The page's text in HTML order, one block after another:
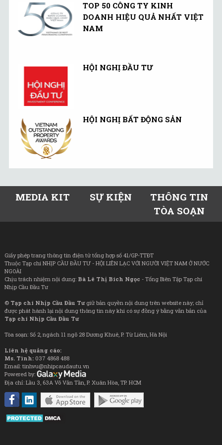
TOP 50 CÔNG TY KINH
DOANH HIỆU QUẢ NHẤT VIỆT
NAM
HỘI NGHỊ ĐẦU TƯ
HỘI NGHỊ BẤT ĐỘNG SẢN
MEDIA KIT SỰ KIỆN
THÔNG TIN
TÒA SOẠN
Giấy phép trang thông tin điện tử tổng hợp số 41/GP-TTĐT
Thuộc Tạp chí NHỊP CẦU ĐẦU TƯ - HỘI LIÊN LẠC VỚI NGƯỜI VIỆT NAM Ở NƯỚC
NGOÀI
Chịu trách nhiệm nội dung: Bà Lê Thị Bích Ngọc - Tổng Biên Tập Tạp chí
Nhịp Cầu Đầu Tư
© Tạp chí Nhịp Cầu Đầu Tưgiữ bản quyền nội dung trên website này; chỉ
được phát hành lại nội dung thông tin này khi có sự đồng ý bằng văn bản của
Tạp chí Nhịp Cầu Đầu Tư
Tòa soạn: Số 2, ngách 11 ngõ 28 Dương Khuê, P. Từ Liêm, Hà Nội
Liên hệ quảng cáo:
Ms. Tình: 037 4868 488
Email: tinhvu@nhipcaudautu.vn
Powered by:
Địa chỉ: Lầu 3, 63A Võ Văn Tần, P. Xuân Hòa, TP. HCM